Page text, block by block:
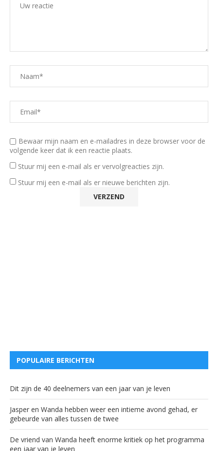
Bewaar mijn naam en e-mailadres in deze browser voor de
volgende keer dat ik een reactie plaats.
Stuur mij een e-mail als er vervolgreacties zijn.
Stuur mij een e-mail als er nieuwe berichten zijn.
POPULAIRE BERICHTEN
Dit zijn de 40 deelnemers van een jaar van je leven
Jasper en Wanda hebben weer een intieme avond gehad, er
gebeurde van alles tussen de twee
De vriend van Wanda heeft enorme kritiek op het programma
een jaar van je leven